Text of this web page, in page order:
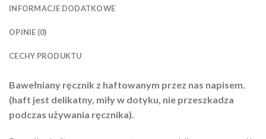
INFORMACJE DODATKOWE
OPINIE (0)
CECHY PRODUKTU
Bawełniany ręcznik z haftowanym przez nas napisem.
(haft jest delikatny, miły w dotyku, nie przeszkadza
podczas używania ręcznika).